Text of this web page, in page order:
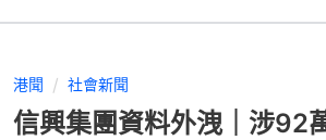
港聞 社會新聞
信興集團資料外洩｜涉92